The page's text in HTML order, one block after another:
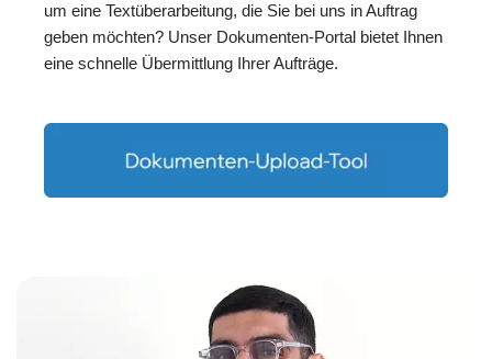
um eine Textüberarbeitung, die Sie bei uns in Auftrag
geben möchten? Unser Dokumenten-Portal bietet Ihnen
eine schnelle Übermittlung Ihrer Aufträge.